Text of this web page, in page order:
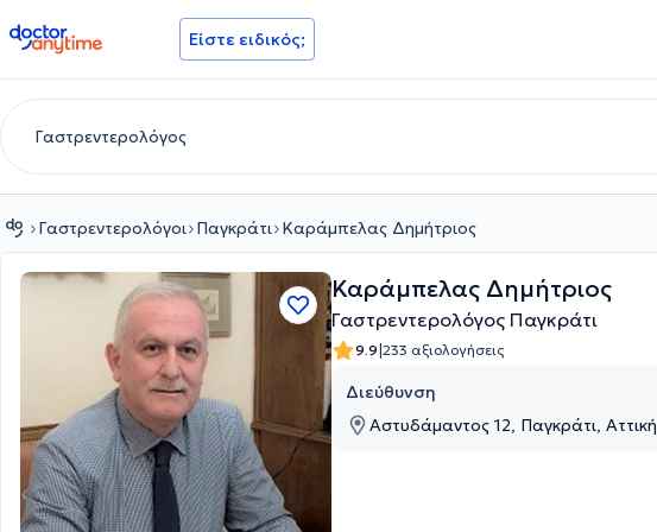
doctoranytime Είστε ειδικός;
Γαστρεντερολόγοι Παγκράτι Καράμπελας Δημήτριος
Καράμπελας Δημήτριος
Γαστρεντερολόγος Παγκράτι
9.9|233 αξιολογήσεις
Διεύθυνση
Αστυδάμαντος 12, Παγκράτι, Αττική